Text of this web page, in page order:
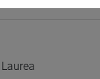
Laurea